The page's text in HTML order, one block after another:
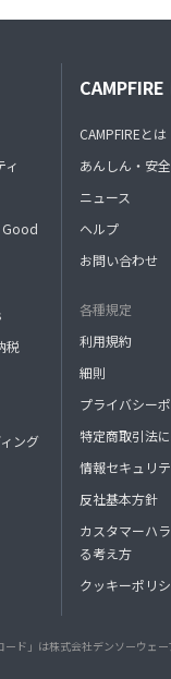
ィ
Good
税
ング
CAMPFIREとは
あんしん・安
ニュース
ヘルプ
お問い合わせ
各種規定
利用規約
細則
プライバシー
特定商取引法
情報セキュリ
反社基本方針
カスタマーハ
る考え方
クッキーポリ
ード」は株式会社デンソーウェー